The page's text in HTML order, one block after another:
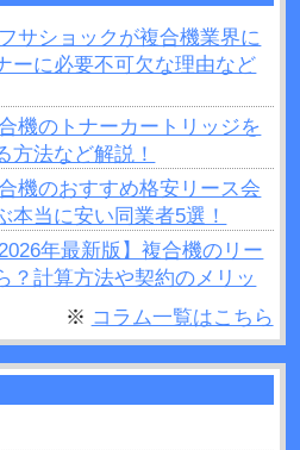
サショックが複合機業界に
ーに必要不可欠な理由など
機のトナーカートリッジを
方法など解説！
機のおすすめ格安リース会
本当に安い同業者5選！
2026年最新版】複合機のリー
？計算方法や契約のメリッ
ンターの設定が勝手に変わ
処法など解説！
機で製本はできるの？製本
を紹介！
※ コラム一覧はこちら